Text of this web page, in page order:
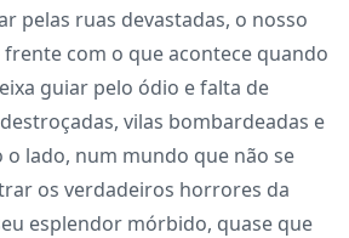
pelas ruas devastadas, o nosso
com o que acontece quando
guiar pelo ódio e falta de
vilas bombardeadas e
o lado, num mundo que não se
os verdadeiros horrores da
esplendor mórbido, quase que